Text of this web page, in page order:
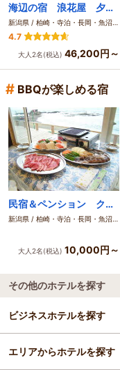
海辺の宿 浪花屋 夕凪亭
新潟県 / 柏崎・寺泊・長岡・魚沼（湯之谷）
4.7
大人2名(税込) 46,200円～
# BBQが楽しめる宿
民宿＆ペンション クラウドナイン番神
新潟県 / 柏崎・寺泊・長岡・魚沼（湯之谷）
大人2名(税込) 10,000円～
その他のホテルを探す
ビジネスホテルを探す
新潟県
エリアからホテルを探す